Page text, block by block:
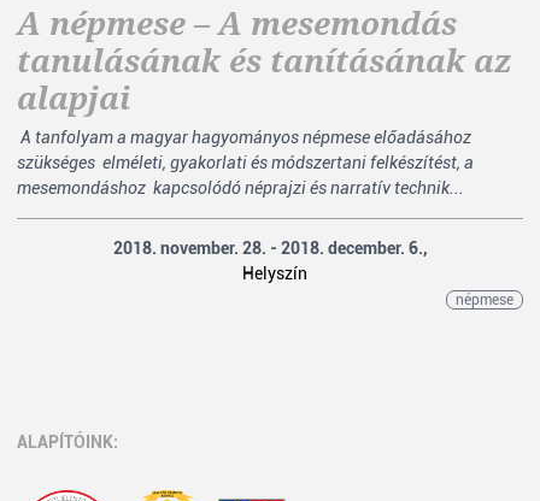
A népmese – A mesemondás
tanulásának és tanításának az
alapjai
A tanfolyam a magyar hagyományos népmese előadásához
szükséges elméleti, gyakorlati és módszertani felkészítést, a
mesemondáshoz kapcsolódó néprajzi és narratív technik...
2018. november. 28. - 2018. december. 6.,
Helyszín
népmese
ALAPÍTÓINK: